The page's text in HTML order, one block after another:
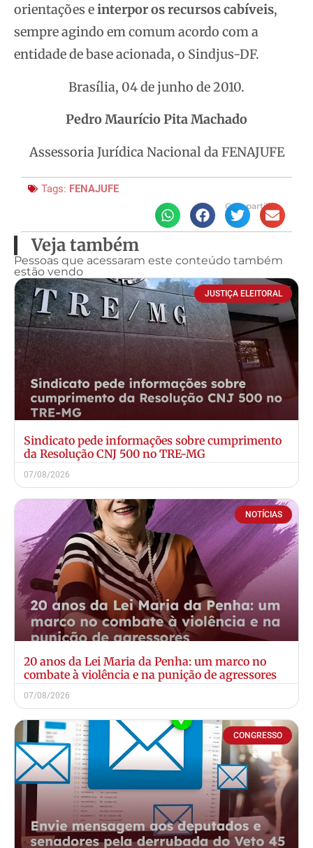
orientações einterpor os recursos cabíveis,
sempre agindo em comum acordo com a
entidade de base acionada, o Sindjus-DF.
Brasília, 04 de junho de 2010.
Pedro Maurício Pita Machado
Assessoria Jurídica Nacional da FENAJUFE
Tags: FENAJUFE
Compartilhe
Veja também
Pessoas que acessaram este conteúdo também
estão vendo
JUSTIÇA ELEITORAL
Sindicato pede informações sobre cumprimento
da Resolução CNJ 500 no TRE-MG
07/08/2026
NOTÍCIAS
20 anos da Lei Maria da Penha: um marco no
combate à violência e na punição de agressores
07/08/2026
CONGRESSO